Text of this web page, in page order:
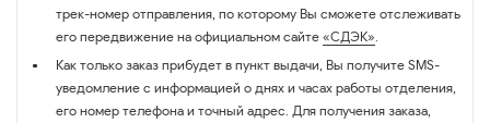
трек-номер отправления, по которому Вы сможете отслеживать
его передвижение на официальном сайте «СДЭК».
Как только заказ прибудет в пункт выдачи, Вы получите SMS-
уведомление с информацией о днях и часах работы отделения,
его номер телефона и точный адрес. Для получения заказа,